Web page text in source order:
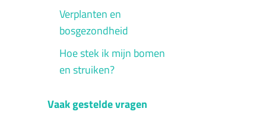
Verplanten en
bosgezondheid
Hoe stek ik mijn bomen
en struiken?
Vaak gestelde vragen